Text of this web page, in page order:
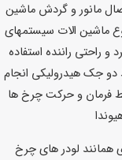
مانور و گردش ماشین
ماشین الات سیستمهای
راحتی راننده استفاده
جک هیدرولیکی انجام
فرمان و حرکت چرخ ها
همانند لودر های چرخ